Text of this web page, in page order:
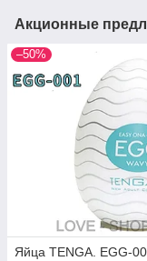
Акционные
–50%
Яйца TENGA. EGG-